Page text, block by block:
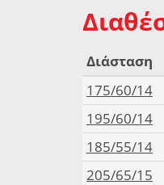
Διάσταση
175/60/14
195/60/14
185/55/14
205/65/15